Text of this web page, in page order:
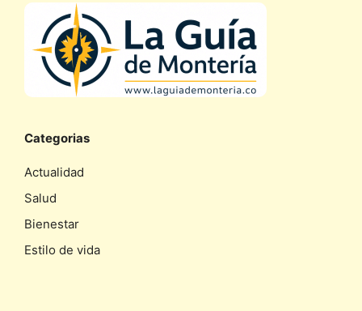
Categorias
Actualidad
Salud
Bienestar
Estilo de vida